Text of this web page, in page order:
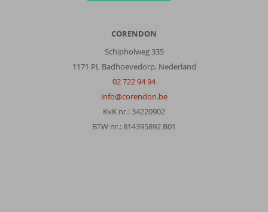
CORENDON
Schipholweg 335
1171 PL Badhoevedorp, Nederland
02 722 94 94
info@corendon.be
KvK nr.: 34220902
BTW nr.: 814395892 B01